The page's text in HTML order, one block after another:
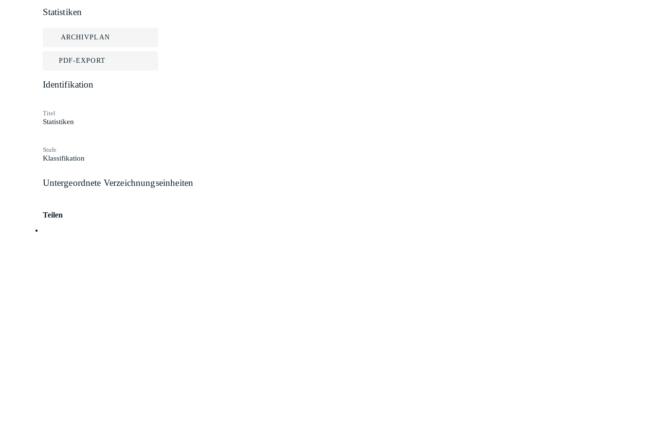
Statistiken
ARCHIVPLAN
PDF-EXPORT
Identifikation
Titel
Statistiken
Stufe
Klassifikation
Untergeordnete Verzeichnungseinheiten
Teilen